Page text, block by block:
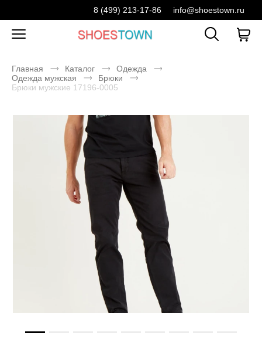
8 (499) 213-17-86 info@shoestown.ru
Главная Каталог
Одежда
Одежда мужская
Брюки
Брюки мужские 17196-0005